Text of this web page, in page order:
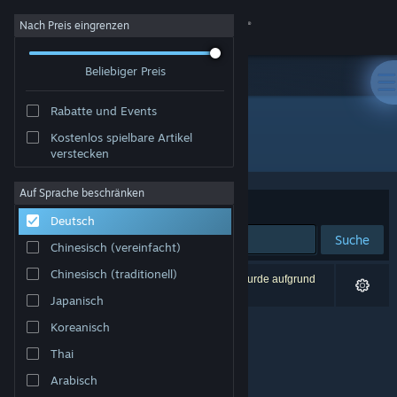
Anmelden
Info
Support
Sprache ändern
Steam-Mobile-App herunterladen
Desktopversion anzeigen
Nach Preis eingrenzen
Beliebiger Preis
Rabatte und Events
Kostenlos spielbare Artikel
verstecken
Auf Sprache beschränken
Deutsch
Chinesisch (vereinfacht)
Chinesisch (traditionell)
Japanisch
Koreanisch
Thai
Arabisch
Entwickler: Grandpa Pixel
Sortieren nach Relevanz
Suche
0 Ergebnisse entsprechen Ihrer Suche. 1 Titel wurde aufgrund
Ihrer Einstellungen ausgeschlossen.